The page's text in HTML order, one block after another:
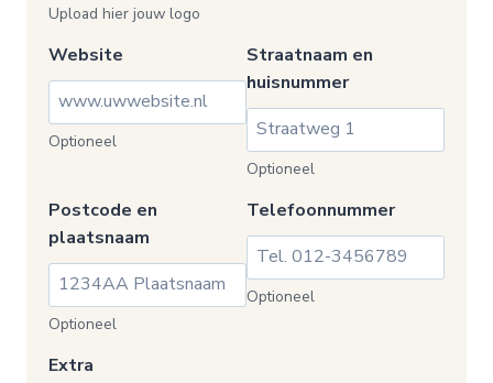
Upload hier jouw logo
Website
Optioneel
Straatnaam en
huisnummer
Optioneel
Postcode en
plaatsnaam
Optioneel
Telefoonnummer
Optioneel
Extra